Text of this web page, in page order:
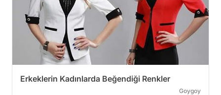
Erkeklerin Kadınlarda Beğendiği Renkler
Goygoy